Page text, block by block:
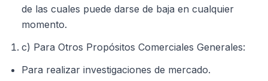
de las cuales puede darse de baja en cualquier
momento.
c) Para Otros Propósitos Comerciales Generales:
Para realizar investigaciones de mercado.